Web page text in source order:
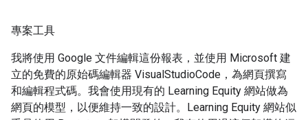
專案工具
我將使用 Google 文件編輯這份報表，並使用 Microsoft 建
立的免費的原始碼編輯器 VisualStudioCode，為網頁撰寫
和編輯程式碼。我會使用現有的 Learning Equity 網站做為
網頁的模型，以便維持一致的設計。Learning Equity 網站似